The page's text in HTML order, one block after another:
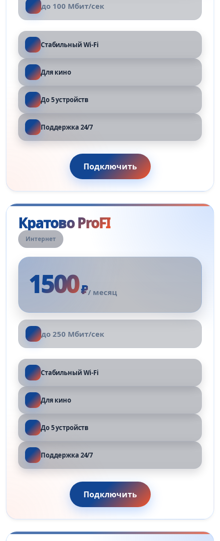
до 100 Мбит/сек
Стабильный Wi-Fi
Для кино
До 5 устройств
Поддержка 24/7
Подключить
Кратово ProFI
Интернет
1500₽/ месяц
до 250 Мбит/сек
Стабильный Wi-Fi
Для кино
До 5 устройств
Поддержка 24/7
Подключить